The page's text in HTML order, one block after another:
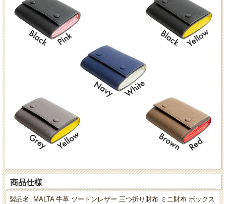
商品仕様
製品名: MALTA 牛革 ツートンレザー 三つ折り財布 ミニ財布 ボックス